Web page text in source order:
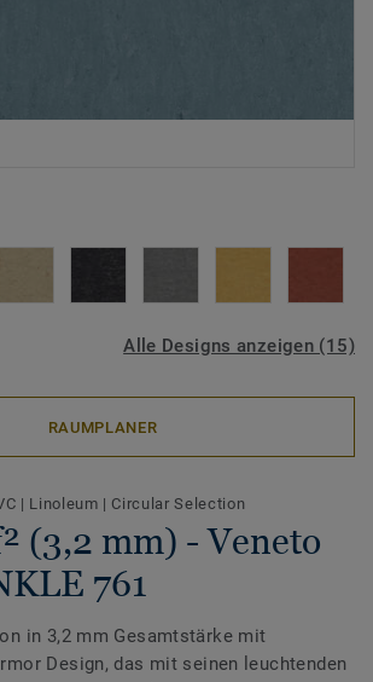
Alle Designs anzeigen (15)
RAUMPLANER
| Linoleum | Circular Selection
(3,2 mm) - Veneto
761
in 3,2 mm Gesamtstärke mit
Design, das mit seinen leuchtenden